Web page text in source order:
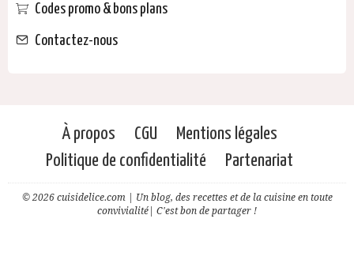
Codes promo & bons plans
Contactez-nous
À propos CGU
Mentions légales
Politique de confidentialité
Partenariat
© 2026 cuisidelice.com | Un blog, des recettes et de la cuisine en toute
convivialité| C'est bon de partager !